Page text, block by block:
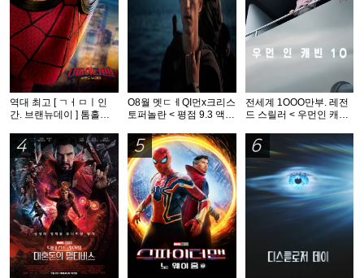
역대 최고 [ ㄱㅓㅁㅣ인
간. 브랜뉴데이 ] 톰홀랜
자막
O8월 멧ㄷㅔQI먼x크리스
토퍼놀란 < 평점 9.3 액션
전세계 1OOO만부. 레전
드 스릴러 < 우먼인 캐빈
4 5 6